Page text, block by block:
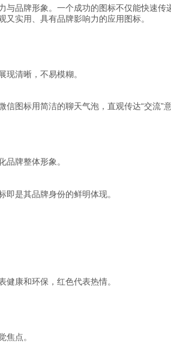
品牌形象。一个成功的图标不仅能快速
实用、具有品牌影响力的应用图标。
清晰，不易模糊。
图标用简洁的聊天气泡，直观传达“交流”
品牌整体形象。
是其品牌身份的鲜明体现。
康和环保，红色代表热情。
焦点。